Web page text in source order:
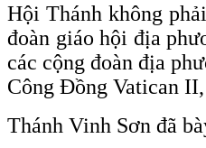
Hội Thánh không
đoàn giáo hội địa
các cộng đoàn địa
Công Đồng Vatican
Thánh Vinh Sơn đã